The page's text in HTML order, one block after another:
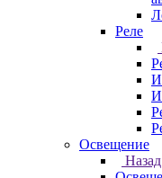
Реле
Освещение
Назад